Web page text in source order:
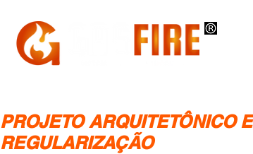
PROJETO ARQUITETÔNICO E
REGULARIZAÇÃO